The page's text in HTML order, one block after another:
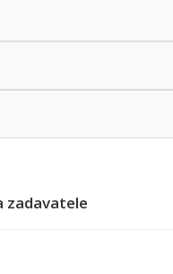
zadavatele